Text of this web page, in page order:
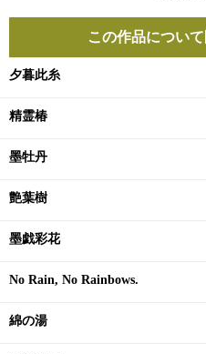
この作品につい
夕暮此糸
精霊椿
墨牡丹
艶葉樹
墨戯彩花
No Rain, No Rainbows.
綿の湯